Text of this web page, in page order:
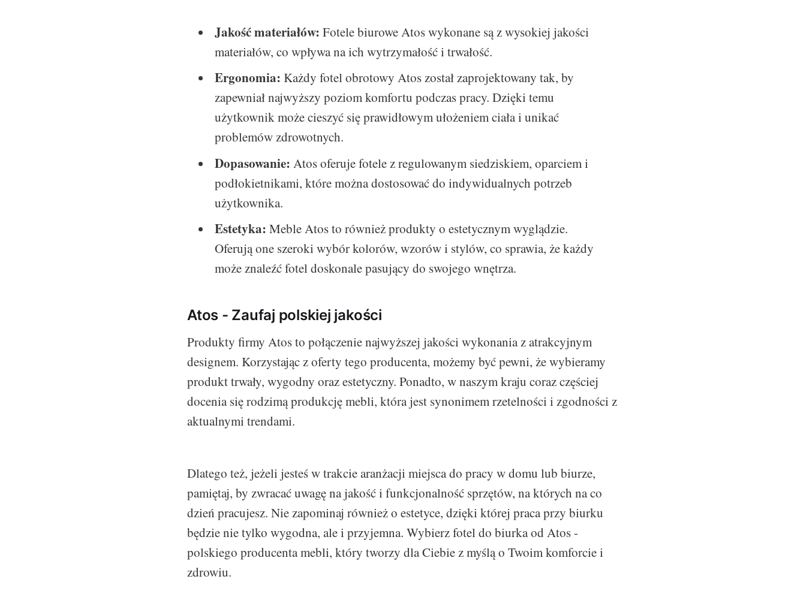
Jakość materiałów: Fotele biurowe Atos wykonane są z wysokiej jakości
materiałów, co wpływa na ich wytrzymałość i trwałość.
Ergonomia: Każdy fotel obrotowy Atos został zaprojektowany tak, by
zapewniał najwyższy poziom komfortu podczas pracy. Dzięki temu
użytkownik może cieszyć się prawidłowym ułożeniem ciała i unikać
problemów zdrowotnych.
Dopasowanie: Atos oferuje fotele z regulowanym siedziskiem, oparciem i
podłokietnikami, które można dostosować do indywidualnych potrzeb
użytkownika.
Estetyka: Meble Atos to również produkty o estetycznym wyglądzie.
Oferują one szeroki wybór kolorów, wzorów i stylów, co sprawia, że każdy
może znaleźć fotel doskonale pasujący do swojego wnętrza.
Atos - Zaufaj polskiej jakości
Produkty firmy Atos to połączenie najwyższej jakości wykonania z atrakcyjnym
designem. Korzystając z oferty tego producenta, możemy być pewni, że wybieramy
produkt trwały, wygodny oraz estetyczny. Ponadto, w naszym kraju coraz częściej
docenia się rodzimą produkcję mebli, która jest synonimem rzetelności i zgodności z
aktualnymi trendami.
Dlatego też, jeżeli jesteś w trakcie aranżacji miejsca do pracy w domu lub biurze,
pamiętaj, by zwracać uwagę na jakość i funkcjonalność sprzętów, na których na co
dzień pracujesz. Nie zapominaj również o estetyce, dzięki której praca przy biurku
będzie nie tylko wygodna, ale i przyjemna. Wybierz fotel do biurka od Atos -
polskiego producenta mebli, który tworzy dla Ciebie z myślą o Twoim komforcie i
zdrowiu.